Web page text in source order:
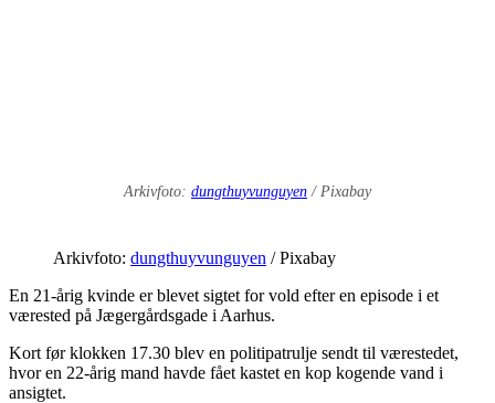
Arkivfoto: dungthuyvunguyen / Pixabay
Arkivfoto: dungthuyvunguyen / Pixabay
En 21-årig kvinde er blevet sigtet for vold efter en episode i et
værested på Jægergårdsgade i Aarhus.
Kort før klokken 17.30 blev en politipatrulje sendt til værestedet,
hvor en 22-årig mand havde fået kastet en kop kogende vand i
ansigtet.